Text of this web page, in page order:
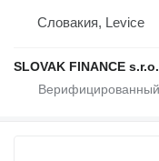
Словакия, Levice
SLOVAK FINANCE s.r.o.